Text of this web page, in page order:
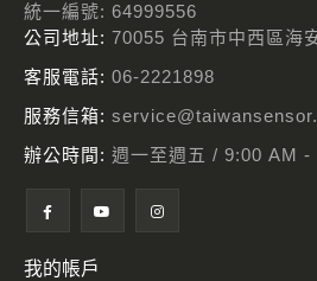
統一編號: 64999556
公司地址: 70055 台南市中西區海
客服電話: 06-2221898
服務信箱:
辦公時間: 週一至週五 / 9:00 AM
我的帳戶